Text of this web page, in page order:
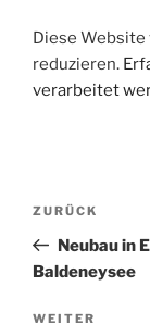
Diese Website
reduzieren.
verarbeitet
Vorheriger
Beitrag
ZURÜCK
Neubau in
Baldeneysee
WEITER